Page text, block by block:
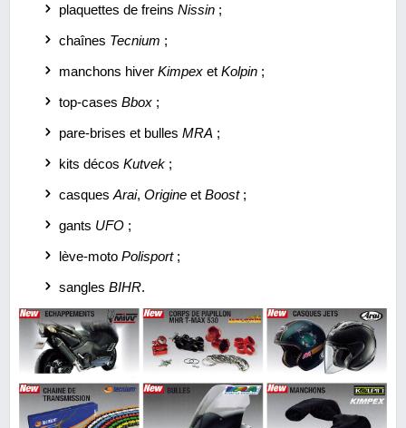
plaquettes de freinsNissin ;
chaînes Tecnium ;
manchons hiverKimpex etKolpin ;
top-casesBbox ;
pare-brises et bullesMRA ;
kits décosKutvek ;
casquesArai,Origine etBoost;
gants UFO ;
lève-motoPolisport;
sanglesBIHR.